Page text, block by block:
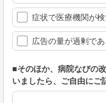
症状で医療機関が
広告の量が過剰で
■そのほか、病院なびの
いましたら、ご自由にご
■そのほか、病院なびの